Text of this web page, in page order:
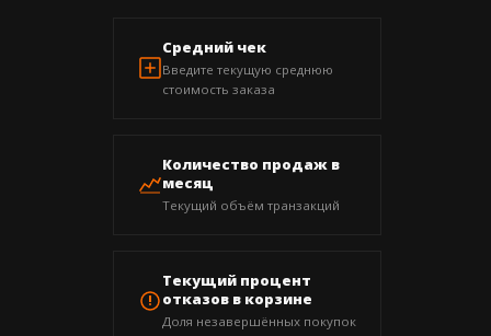
Средний чек
Введите текущую среднюю
стоимость заказа
Количество продаж в
месяц
Текущий объём транзакций
Текущий процент
отказов в корзине
Доля незавершённых покупок